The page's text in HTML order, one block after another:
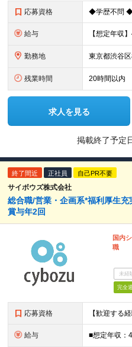
応募資格
給与
勤務地
残業時間 20時間以内
求人を見る
掲載終了予定
終了間近 正社員 自己PR不要
サイボウズ株式会社
総合職/営業・企画系*福利厚生
賞与年2回
国内
職
未経
完全
応募資格
給与